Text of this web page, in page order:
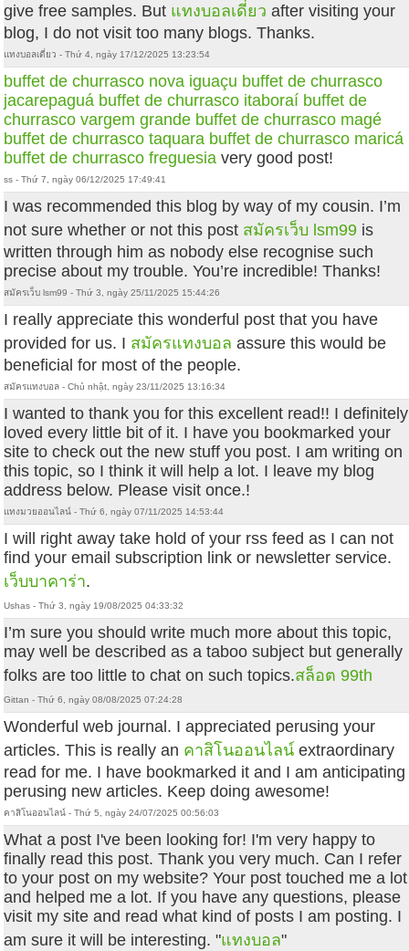
give free samples. But แทงบอลเดี่ยว after visiting your
blog, I do not visit too many blogs. Thanks.
แทงบอลเดี่ยว - Thứ 4, ngày 17/12/2025 13:23:54
buffet de churrasco nova iguaçu buffet de churrasco
jacarepaguá buffet de churrasco itaboraí buffet de
churrasco vargem grande buffet de churrasco magé
buffet de churrasco taquara buffet de churrasco maricá
buffet de churrasco freguesia very good post!
ss - Thứ 7, ngày 06/12/2025 17:49:41
I was recommended this blog by way of my cousin. I’m
not sure whether or not this post สมัครเว็บ lsm99 is
written through him as nobody else recognise such
precise about my trouble. You’re incredible! Thanks!
สมัครเว็บ lsm99 - Thứ 3, ngày 25/11/2025 15:44:26
I really appreciate this wonderful post that you have
provided for us. I สมัครแทงบอล assure this would be
beneficial for most of the people.
สมัครแทงบอล - Chủ nhật, ngày 23/11/2025 13:16:34
I wanted to thank you for this excellent read!! I definitely
loved every little bit of it. I have you bookmarked your
site to check out the new stuff you post. I am writing on
this topic, so I think it will help a lot. I leave my blog
address below. Please visit once.!
แทงมวยออนไลน์ - Thứ 6, ngày 07/11/2025 14:53:44
I will right away take hold of your rss feed as I can not
find your email subscription link or newsletter service.
เว็บบาคาร่า.
Ushas - Thứ 3, ngày 19/08/2025 04:33:32
I’m sure you should write much more about this topic,
may well be described as a taboo subject but generally
folks are too little to chat on such topics.สล็อต 99th
Gittan - Thứ 6, ngày 08/08/2025 07:24:28
Wonderful web journal. I appreciated perusing your
articles. This is really an คาสิโนออนไลน์ extraordinary
read for me. I have bookmarked it and I am anticipating
perusing new articles. Keep doing awesome!
คาสิโนออนไลน์ - Thứ 5, ngày 24/07/2025 00:56:03
What a post I've been looking for! I'm very happy to
finally read this post. Thank you very much. Can I refer
to your post on my website? Your post touched me a lot
and helped me a lot. If you have any questions, please
visit my site and read what kind of posts I am posting. I
am sure it will be interesting. "แทงบอล"